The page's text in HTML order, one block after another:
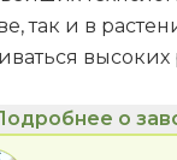
так и в
высоких
о